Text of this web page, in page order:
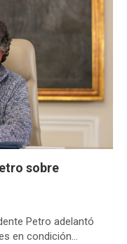
sobre
Petro adelantó
en condición…